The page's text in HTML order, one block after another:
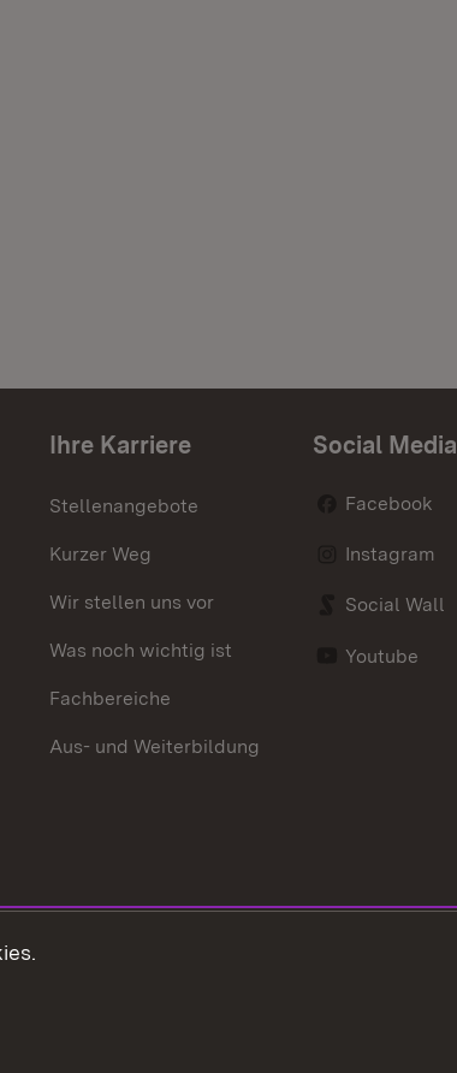
Ihre Karriere
Stellenangebote
Kurzer Weg
Wir stellen uns vor
Was noch wichtig ist
Fachbereiche
Aus- und Weiterbildung
Social Media
Facebook
Instagram
Social Wall
Youtube